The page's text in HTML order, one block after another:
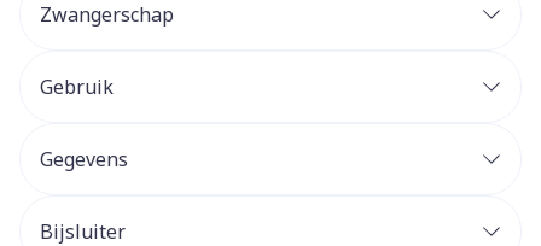
Zwangerschap
Gebruik
Gegevens
Bijsluiter